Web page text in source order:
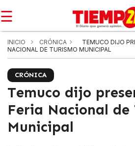
☰
INICIO CRÓNICA
TEMUCO DIJO
NACIONAL DE TURISMO MUNICIPAL
CRÓNICA
Temuco dijo
Feria Nacional de
Municipal